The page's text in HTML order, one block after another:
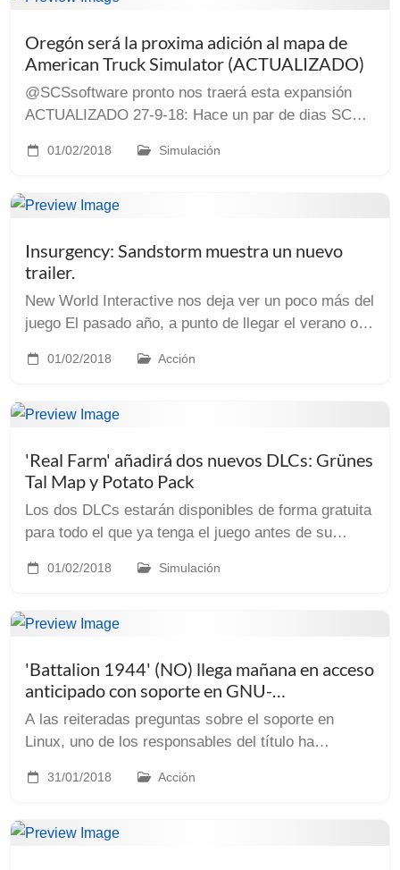
Oregón será la proxima adición al mapa de
American Truck Simulator (ACTUALIZADO)
@SCSsoftware pronto nos traerá esta expansión
ACTUALIZADO 27-9-18: Hace un par de dias SCS
los puentes que veremos en Oregón. Hoy, después
01/02/2018 Simulación
Insurgency: Sandstorm muestra un nuevo
trailer.
New World Interactive nos deja ver un poco más del
juego El pasado año, a punto de llegar el verano os
entonces poco más hemos sabido de su
01/02/2018 Acción
'Real Farm' añadirá dos nuevos DLCs: Grünes
Tal Map y Potato Pack
Los dos DLCs estarán disponibles de forma gratuita
para todo el que ya tenga el juego antes de su
ahora mismo tenemos disponibles ya dos juegos
01/02/2018 Simulación
'Battalion 1944' (NO) llega mañana en acceso
anticipado con soporte en GNU-
Linux/SteamOS
A las reiteradas preguntas sobre el soporte en
Linux, uno de los responsables del título ha
el juego en si. Actualización: Al parecer y tal y co...
31/01/2018 Acción